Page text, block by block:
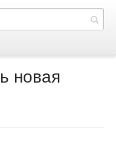
новая